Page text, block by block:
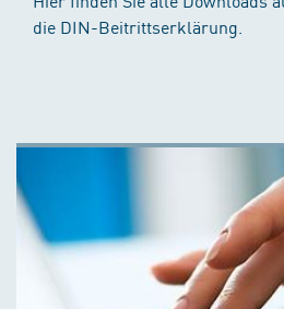
die DIN-Beitrittserklärung.